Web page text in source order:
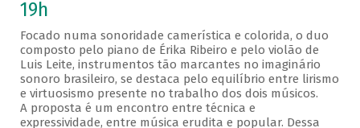
19h
Focado numa sonoridade camerística e colorida, o duo
composto pelo piano de Érika Ribeiro e pelo violão de
Luis Leite, instrumentos tão marcantes no imaginário
sonoro brasileiro, se destaca pelo equilíbrio entre lirismo
e virtuosismo presente no trabalho dos dois músicos.
A proposta é um encontro entre técnica e
expressividade, entre música erudita e popular. Dessa